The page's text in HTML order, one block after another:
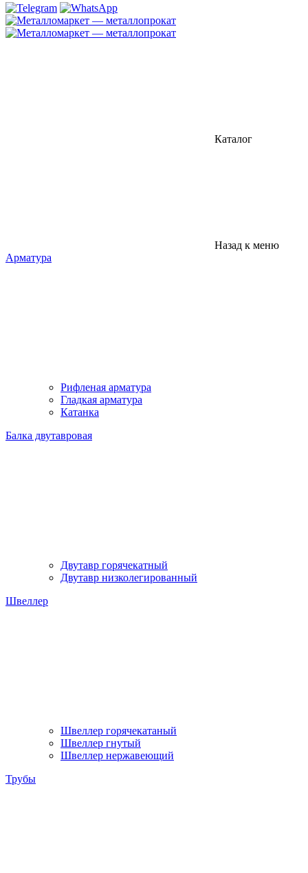
Каталог
Назад к меню
Арматура
Рифленая арматура
Гладкая арматура
Катанка
Балка двутавровая
Двутавр горячекатный
Двутавр низколегированный
Швеллер
Швеллер горячекатаный
Швеллер гнутый
Швеллер нержавеющий
Трубы